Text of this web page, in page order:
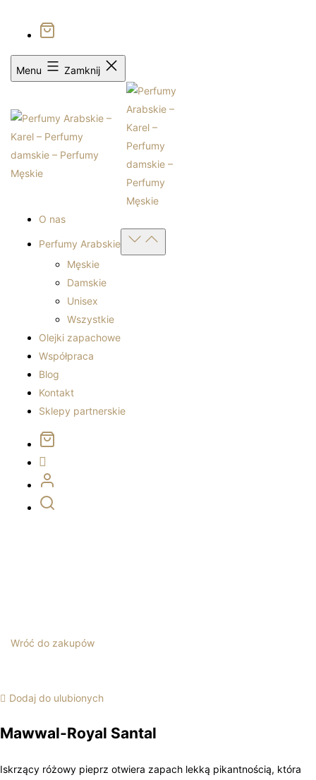
Menu Zamknij
O nas
Perfumy Arabskie
menu
Męskie
Damskie
Unisex
Wszystkie
Olejki zapachowe
Współpraca
Blog
Kontakt
Sklepy partnerskie
Wróć do zakupów
Dodaj do ulubionych
Mawwal-Royal Santal
Iskrzący różowy pieprz otwiera zapach lekką pikantnością, która